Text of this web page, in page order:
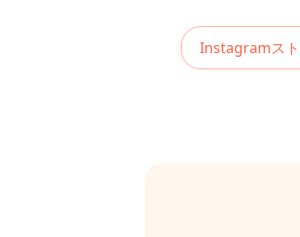
Instagramス